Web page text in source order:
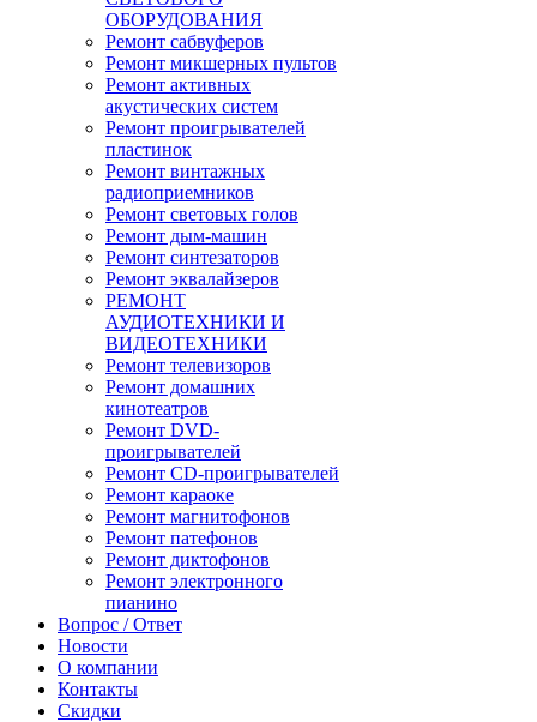
ОБОРУДОВАНИЯ
Ремонт сабвуферов
Ремонт микшерных пультов
Ремонт активных
акустических систем
Ремонт проигрывателей
пластинок
Ремонт винтажных
радиоприемников
Ремонт световых голов
Ремонт дым-машин
Ремонт синтезаторов
Ремонт эквалайзеров
РЕМОНТ
АУДИОТЕХНИКИ И
ВИДЕОТЕХНИКИ
Ремонт телевизоров
Ремонт домашних
кинотеатров
Ремонт DVD-
проигрывателей
Ремонт CD-проигрывателей
Ремонт караоке
Ремонт магнитофонов
Ремонт патефонов
Ремонт диктофонов
Ремонт электронного
пианино
Вопрос / Ответ
Новости
О компании
Контакты
Скидки